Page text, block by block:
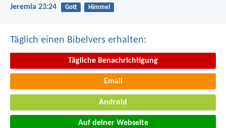
Jeremia 23:24 Gott Himmel
Täglich einen Bibelvers erhalten:
Tägliche Benachrichtigung
Email
Android
Auf deiner Webseite